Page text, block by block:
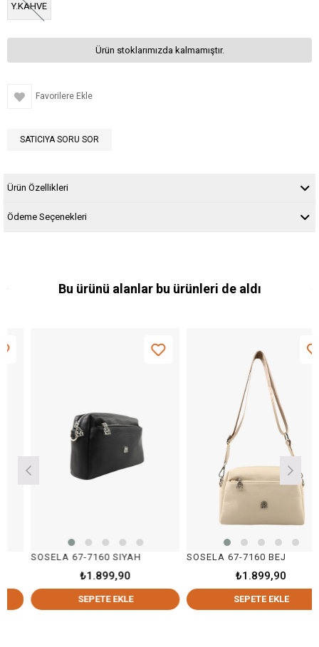
Y.KAHVE
Ürün stoklarımızda kalmamıştır.
Favorilere Ekle
SATICIYA SORU SOR
Ürün Özellikleri
Ödeme Seçenekleri
Bu ürünü alanlar bu ürünleri de aldı
SOSELA 67-7160 SIYAH
₺1.899,90
SEPETE EKLE
SOSELA 67-7160 BEJ
₺1.899,90
SEPETE EKLE